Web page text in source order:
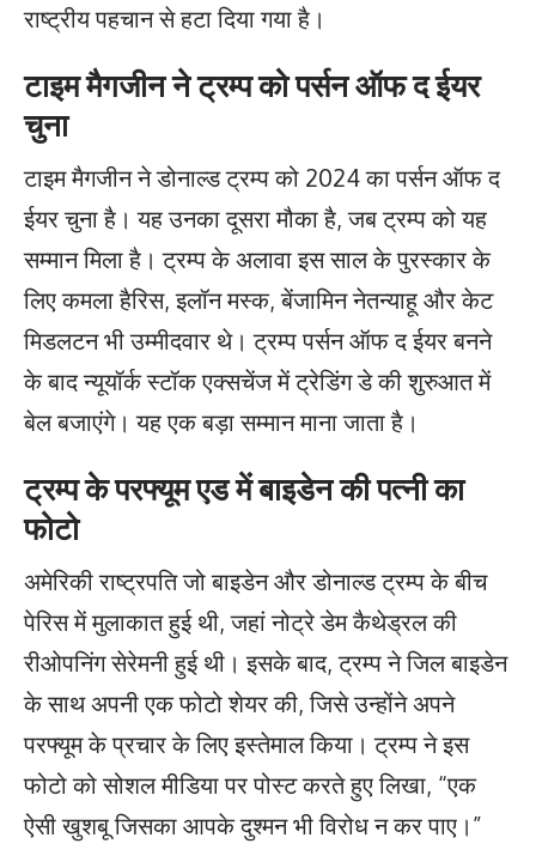
राष्ट्रीय पहचान से हटा दिया गया है।
टाइम मैगजीन ने ट्रम्प को पर्सन ऑफ द ईयर
चुना
टाइम मैगजीन ने डोनाल्ड ट्रम्प को 2024 का पर्सन ऑफ द
ईयर चुना है। यह उनका दूसरा मौका है, जब ट्रम्प को यह
सम्मान मिला है। ट्रम्प के अलावा इस साल के पुरस्कार के
लिए कमला हैरिस, इलॉन मस्क, बेंजामिन नेतन्याहू और केट
मिडलटन भी उम्मीदवार थे। ट्रम्प पर्सन ऑफ द ईयर बनने
के बाद न्यूयॉर्क स्टॉक एक्सचेंज में ट्रेडिंग डे की शुरुआत में
बेल बजाएंगे। यह एक बड़ा सम्मान माना जाता है।
ट्रम्प के परफ्यूम एड में बाइडेन की पत्नी का
फोटो
अमेरिकी राष्ट्रपति जो बाइडेन और डोनाल्ड ट्रम्प के बीच
पेरिस में मुलाकात हुई थी, जहां नोट्रे डेम कैथेड्रल की
रीओपनिंग सेरेमनी हुई थी। इसके बाद, ट्रम्प ने जिल बाइडेन
के साथ अपनी एक फोटो शेयर की, जिसे उन्होंने अपने
परफ्यूम के प्रचार के लिए इस्तेमाल किया। ट्रम्प ने इस
फोटो को सोशल मीडिया पर पोस्ट करते हुए लिखा, “एक
ऐसी खुशबू जिसका आपके दुश्मन भी विरोध न कर पाए।”